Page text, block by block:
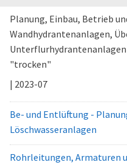
Planung, Einbau, Betrieb
Wandhydrantenanlagen,
Unterflurhydrantenanlagen
"trocken"
| 2023-07
Be- und Entlüftung -
Löschwasseranlagen
Rohrleitungen, Armaturen